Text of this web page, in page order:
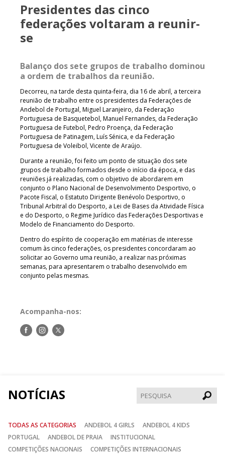
Presidentes das cinco
federações voltaram a reunir-
se
Balanço dos sete grupos de trabalho dominou
a ordem de trabalhos da reunião.
Decorreu, na tarde desta quinta-feira, dia 16 de abril, a terceira
reunião de trabalho entre os presidentes da Federações de
Andebol de Portugal, Miguel Laranjeiro, da Federação
Portuguesa de Basquetebol, Manuel Fernandes, da Federação
Portuguesa de Futebol, Pedro Proença, da Federação
Portuguesa de Patinagem, Luís Sénica, e da Federação
Portuguesa de Voleibol, Vicente de Araújo.
Durante a reunião, foi feito um ponto de situação dos sete
grupos de trabalho formados desde o início da época, e das
reuniões já realizadas, com o objetivo de abordarem em
conjunto o Plano Nacional de Desenvolvimento Desportivo, o
Pacote Fiscal, o Estatuto Dirigente Benévolo Desportivo, o
Tribunal Arbitral do Desporto, a Lei de Bases da Atividade Física
e do Desporto, o Regime Jurídico das Federações Desportivas e
Modelo de Financiamento do Desporto.
Dentro do espírito de cooperação em matérias de interesse
comum às cinco federações, os presidentes concordaram ao
solicitar ao Governo uma reunião, a realizar nas próximas
semanas, para apresentarem o trabalho desenvolvido em
conjunto pelas mesmas.
Acompanha-nos:
Siga-Siga-Siga-
NOTÍCIAS
TODAS AS CATEGORIAS ANDEBOL 4 GIRLS
ANDEBOL 4 KIDS
PORTUGAL
ANDEBOL DE PRAIA
INSTITUCIONAL
COMPETIÇÕES NACIONAIS
COMPETIÇÕES INTERNACIONAIS